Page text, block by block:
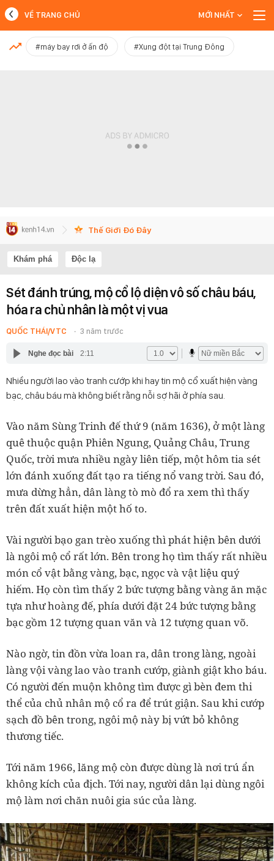
MỚI NHẤT
VỀ TRANG CHỦ MỚI NHẤT
#máy bay rơi ở ấn độ #Xung đột tại Trung Đông
Thế Giới Đó Đây
Khám phá Độc lạ
Sét đánh trúng, mộ cổ lộ diện vô số châu báu,
hóa ra chủ nhân là một vị vua
QUỐC THÁI/VTC 3 năm trước
Nghe đọc bài 2:11
Nhiều người lao vào tranh cướp khi hay tin mộ cổ xuất hiện vàng
bạc, châu báu mà không biết rằng nỗi sợ hãi ở phía sau.
Vào năm Sùng Trinh đế thứ 9 (năm 1636), ở một làng
quê thuộc quận Phiên Ngung, Quảng Châu, Trung
Quốc, trời mưa nhiều ngày liên tiếp, một hôm tia sét
lớn đánh xuống đất tạo ra tiếng nổ vang trời. Sau đó,
mưa dừng hẳn, dân làng tò mò đổ ra xem thì thấy
trên đất xuất hiện một hố to.
Vài người bạo gan trèo xuống thì phát hiện bên dưới
là ngôi mộ cổ rất lớn. Bên trong họ tìm thấy rất nhiều
món cổ vật bằng vàng, bạc, ngọc và vật liệu quý
hiếm. Họ còn tìm thấy 2 bức tượng bằng vàng ăn mặc
tựa như hoàng đế, phía dưới đặt 24 bức tượng bằng
bạc gồm 12 tượng quan văn và 12 tượng quan võ.
Nào ngờ, tin đồn vừa loan ra, dân trong làng, ngoài
làng vội vàng lao vào tranh cướp, giành giật kho báu.
Có người đến muộn không tìm được gì bèn đem thi
thể của chủ nhân mộ cổ ra để trút giận. Sau khi cướp
sạch đồ bên trong, ngôi mộ này bị vứt bỏ không
thương tiếc.
Tới năm 1966, lăng mộ còn được dùng là nơi trú ẩn
không kích của địch. Tới nay, người dân lại dùng ngôi
mộ làm nơi chăn nuôi gia súc của làng.